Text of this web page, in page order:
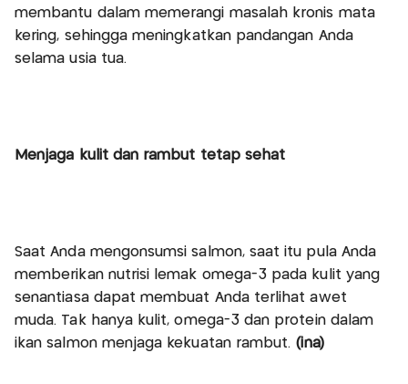
membantu dalam memerangi masalah kronis mata
kering, sehingga meningkatkan pandangan Anda
selama usia tua.
Menjaga kulit dan rambut tetap sehat
Saat Anda mengonsumsi salmon, saat itu pula Anda
memberikan nutrisi lemak omega-3 pada kulit yang
senantiasa dapat membuat Anda terlihat awet
muda. Tak hanya kulit, omega-3 dan protein dalam
ikan salmon menjaga kekuatan rambut. (ina)